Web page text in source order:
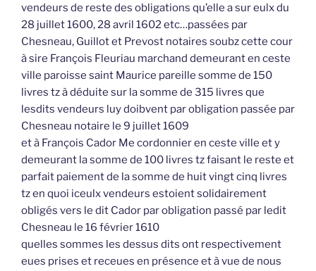
vendeurs de reste des obligations qu’elle a sur eulx du
28 juillet 1600, 28 avril 1602 etc…passées par
Chesneau, Guillot et Prevost notaires soubz cette cour
à sire François Fleuriau marchand demeurant en ceste
ville paroisse saint Maurice pareille somme de 150
livres tz à déduite sur la somme de 315 livres que
lesdits vendeurs luy doibvent par obligation passée par
Chesneau notaire le 9 juillet 1609
et à François Cador Me cordonnier en ceste ville et y
demeurant la somme de 100 livres tz faisant le reste et
parfait paiement de la somme de huit vingt cinq livres
tz en quoi iceulx vendeurs estoient solidairement
obligés vers le dit Cador par obligation passé par ledit
Chesneau le 16 février 1610
quelles sommes les dessus dits ont respectivement
eues prises et receues en présence et à vue de nous